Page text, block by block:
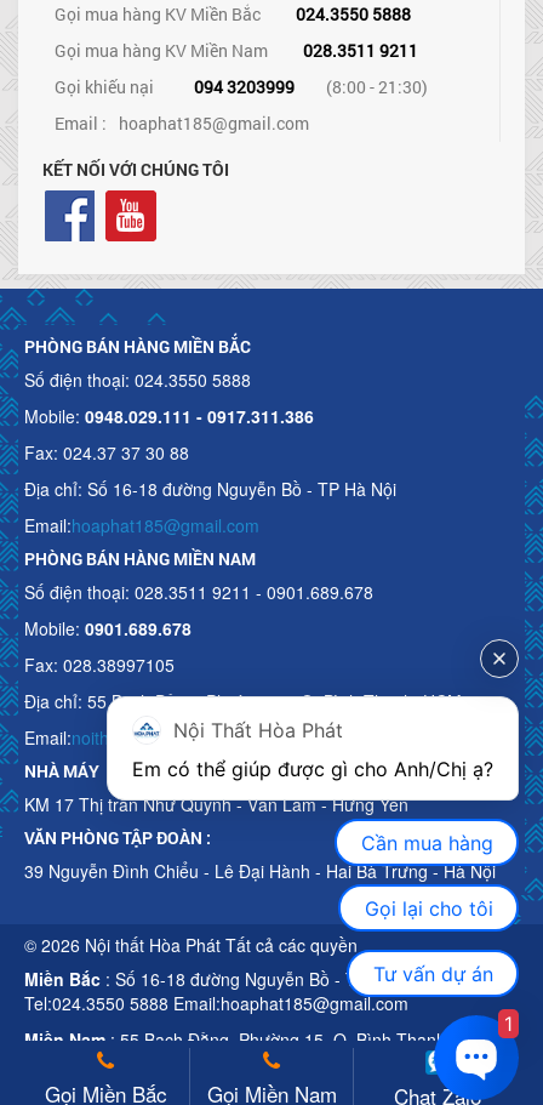
Gọi mua hàng KV Miền Bắc
024.3550 5888
Gọi mua hàng KV Miền Nam
028.3511 9211
Gọi khiếu nại
094 3203999
(8:00 - 21:30)
Email : hoaphat185@gmail.com
KẾT NỐI VỚI CHÚNG TÔI
PHÒNG BÁN HÀNG MIỀN BẮC
Số điện thoại: 024.3550 5888
Mobile: 0948.029.111 - 0917.311.386
Fax: 024.37 37 30 88
Địa chỉ: Số 16-18 đường Nguyễn Bồ - TP Hà Nội
Email:hoaphat185@gmail.com
PHÒNG BÁN HÀNG MIỀN NAM
Số điện thoại: 028.3511 9211 - 0901.689.678
Mobile: 0901.689.678
Fax: 028.38997105
Địa chỉ: 55 Bạch Đằng, Phường 15, Q. Bình Thạnh, HCM
Email:noithathoaphattot@gmail.com
NHÀ MÁY
KM 17 Thị trấn Như Quỳnh - Văn Lâm - Hưng Yên
VĂN PHÒNG TẬP ĐOÀN :
39 Nguyễn Đình Chiểu - Lê Đại Hành - Hai Bà Trưng - Hà Nội
© 2026 Nội thất Hòa Phát Tất cả các quyền
Miền Bắc : Số 16-18 đường Nguyễn Bồ - TP Hà Nội
Tel:024.3550 5888 Email:hoaphat185@gmail.com
Miền Nam : 55 Bạch Đằng, Phường 15, Q. Bình Thạnh, HCM
Tel:028.3511 9211 Email:noithathoaphattot@gmail.com
Gọi Miền Bắc Gọi Miền Nam Chat Zalo
Nội Thất Hòa Phát
Cần mua hàng
Gọi lại cho tôi
Tư vấn dự án
1